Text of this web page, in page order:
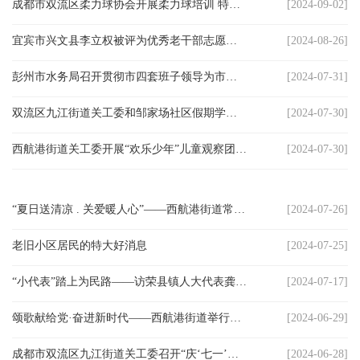
医
成都市双流区柔力球协会开展柔力球培训 特邀国家级柔力球教练员张从容授课 [2024-09-02]
宜宾市兴文县李立权被评为优秀老干部志愿者受到省老干部局通报表彰 [2024-08-26]
彭州市水务局召开贯彻市四套班子领导为市老科协批示会议 [2024-07-31]
双流区九江街道关工委和邹家场社区假期学校联合开展爱国主义教育活动 [2024-07-30]
西航港街道关工委开展“欢乐少年”儿童观察团系列活动（一） [2024-07-30]
“夏日送清凉 . 关爱暖人心”——西航港街道常乐社区关工委微实事志愿服务活动 [2024-07-26]
老旧小区居民的特大好消息 [2024-07-25]
“小代表”踏上为民路——访荣县镇人大代表龚必武 [2024-07-17]
颂歌献给党·奋进新时代——西航港街道举行庆祝中国共产党成立103周年文艺汇演 [2024-06-29]
成都市双流区九江街道关工委召开“庆‘七一’颂党恩”座谈会 [2024-06-28]